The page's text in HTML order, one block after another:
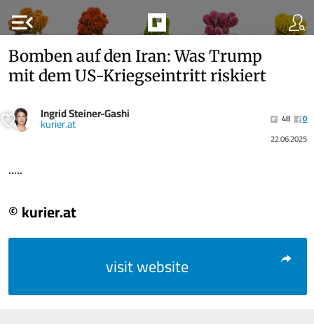
menu_open
Bomben auf den Iran: Was Trump
mit dem US-Kriegseintritt riskiert
Ingrid Steiner-Gashi
kurier.at 48
0
22.06.2025
.....
© kurier.at
visit website